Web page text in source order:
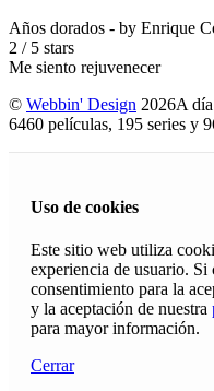
Años dorados - by Enrique
2 / 5 stars
Me siento rejuvenecer
© Webbin' Design 2026A
6460 películas, 195 series y
Uso de cookies
Este sitio web utiliza
experiencia de usuario. Si
consentimiento para la
y la aceptación de nuestra
para mayor información.
Cerrar